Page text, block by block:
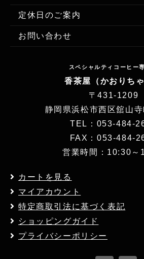
定休日のご案内
お問い合わせ
スペシャルティコーヒー
香茶屋（かおりちゃ
〒431-1209
静岡県浜松市西区舘山
TEL：053-484-
FAX：053-484-
営業時間：10:30～
カートを見る
マイアカウント
特定商取引法に基づく表記
ショッピングガイド
プライバシーポリシー